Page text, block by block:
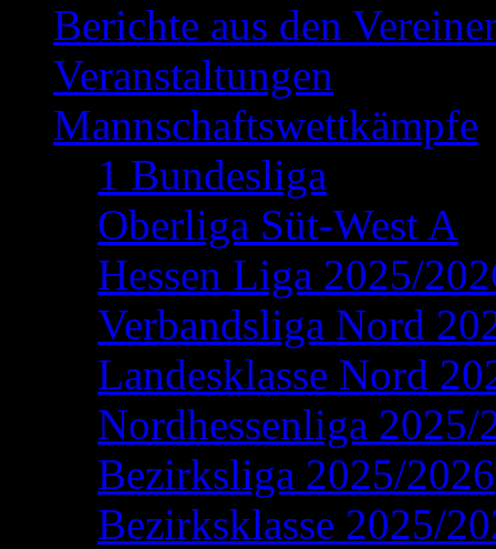
Berichte aus den
Veranstaltungen
Mannschaftswettkämpfe
1 Bundesliga
Oberliga Süt-West A
Hessen Liga 2025/
Verbandsliga Nord
Landesklasse Nord
Nordhessenliga 2025/
Bezirksliga 2025/2026
Bezirksklasse 2025/